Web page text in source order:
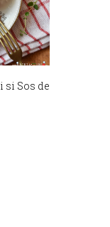
si Sos de